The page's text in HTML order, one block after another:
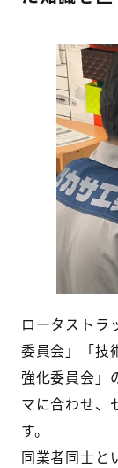
ロータストラ
委員会」「技
強化委員会」
マに合わせ、
す。
同業者同士と